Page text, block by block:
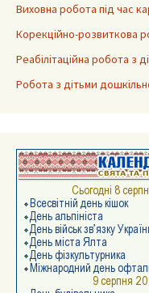
Виховна робота під час
Корекційно-розвиткова
Реабілітаційна робота з
Робота з дітьми